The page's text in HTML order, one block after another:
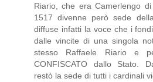
Riario, che era Camerlengo
1517 divenne però sede
diffuse infatti la voce che i
dalle vincite di una singola
stesso Raffaele Riario e
CONFISCATO dallo Stato.
restò la sede di tutti i cardinali